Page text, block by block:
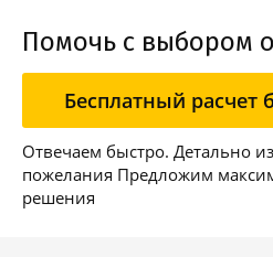
Помочь с выбором
Бесплатный расчет
Отвечаем быстро. Детально
пожелания Предложим
решения